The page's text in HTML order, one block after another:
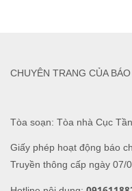
Tòa soạn: Tòa nhà Cục
Giấy phép hoạt động báo
Truyền thông cấp ngày 07/
CHUYÊN TRANG CỦA BÁO